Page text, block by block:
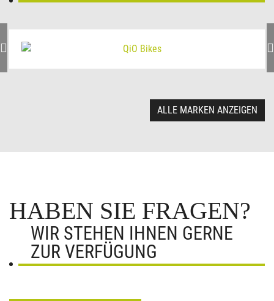
ALLE MARKEN ANZEIGEN
HABEN SIE FRAGEN?
WIR STEHEN IHNEN GERNE
ZUR VERFÜGUNG